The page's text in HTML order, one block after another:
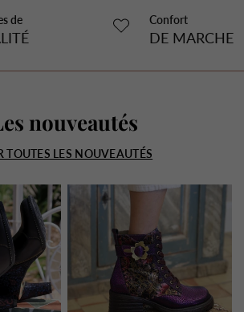
de Confort
DE MARCHE
nouveautés
TOUTES LES NOUVEAUTÉS